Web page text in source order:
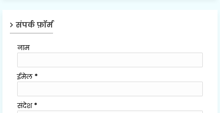
संपर्क फ़ॉर्म
नाम
ईमेल *
संदेश *